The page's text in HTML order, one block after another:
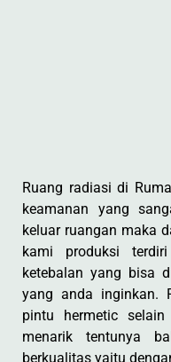
Ruang radiasi di
keamanan yang
keluar ruangan maka
kami produksi
ketebalan yang bisa
yang anda inginkan.
pintu hermetic
menarik tentunya
berkualitas yaitu